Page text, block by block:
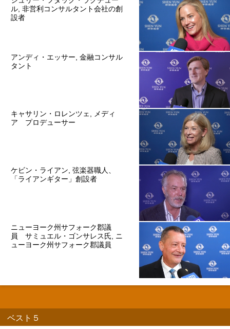
ル, 非営利コンサルタント会社の創
設者
アンディ・エッサー, 金融コンサル
タント
キャサリン・ロレンツェ, メディ
ア プロデューサー
ケビン・ライアン, 弦楽器職人、
「ライアンギター」創設者
ニューヨーク州サフォーク郡議
員 サミュエル・ゴンサレス氏, ニ
ューヨーク州サフォーク郡議員
ベスト５